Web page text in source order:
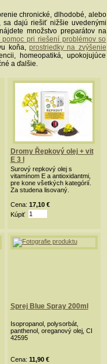
chronické, dlhodobé, alebo
dajú riešiť nižšie uvedenými
množstvo preparátov na
pomoc pri riešení problémov so
koňa, prostriedky na zvýšenie
homeopatiká, upokojujúce
a ďalšie.
Dromy Řepkový olej + vit
E 3 l
Surový repkový olej s
vitamínom E a antioxidantmi,
pre kone všetkých kategórií.
Za studena lisovaný.
Cena: 17,10 €
Kúpiť
Sprej Blue Spray 200ml
Isopropanol, polysorbát,
panthenol, oreganový olej, CI
42595
Cena: 11,90 €